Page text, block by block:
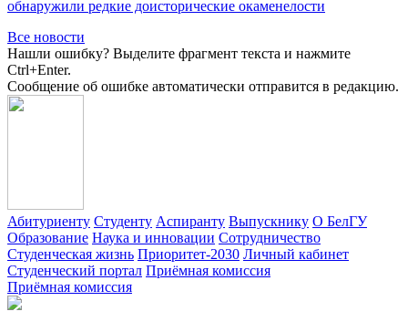
обнаружили редкие доисторические окаменелости
Все новости
Нашли ошибку? Выделите фрагмент текста и нажмите
Ctrl+Enter.
Сообщение об ошибке автоматически отправится в редакцию.
Абитуриенту Студенту Аспиранту Выпускнику О БелГУ
Образование Наука и инновации Сотрудничество
Студенческая жизнь Приоритет-2030 Личный кабинет
Студенческий портал Приёмная комиссия
Приёмная комиссия